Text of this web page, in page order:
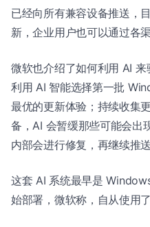
已经向所有兼容设备推送，
新，企业用户也可以通过各
微软也介绍了如何利用 AI
利用 AI 智能选择第一批
最优的更新体验；持续收集
备，AI 会暂缓那些可能会出
内部会进行修复，再继续推送
这套 AI 系统最早是
始部署，微软称，自从使用